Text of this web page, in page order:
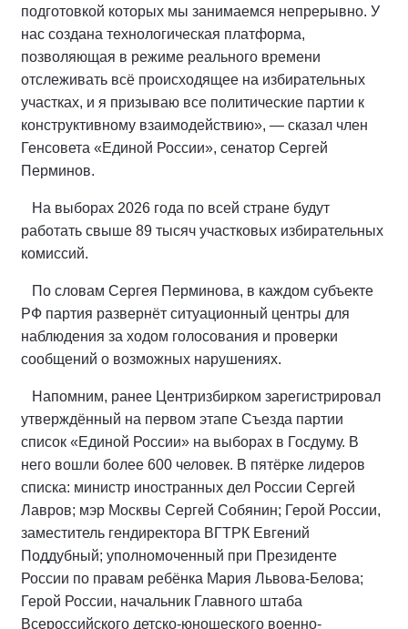
подготовкой которых мы занимаемся непрерывно. У
нас создана технологическая платформа,
позволяющая в режиме реального времени
отслеживать всё происходящее на избирательных
участках, и я призываю все политические партии к
конструктивному взаимодействию», — сказал член
Генсовета «Единой России», сенатор Сергей
Перминов.
На выборах 2026 года по всей стране будут
работать свыше 89 тысяч участковых избирательных
комиссий.
По словам Сергея Перминова, в каждом субъекте
РФ партия развернёт ситуационный центры для
наблюдения за ходом голосования и проверки
сообщений о возможных нарушениях.
Напомним, ранее Центризбирком зарегистрировал
утверждённый на первом этапе Съезда партии
список «Единой России» на выборах в Госдуму. В
него вошли более 600 человек. В пятёрке лидеров
списка: министр иностранных дел России Сергей
Лавров; мэр Москвы Сергей Собянин; Герой России,
заместитель гендиректора ВГТРК Евгений
Поддубный; уполномоченный при Президенте
России по правам ребёнка Мария Львова-Белова;
Герой России, начальник Главного штаба
Всероссийского детско-юношеского военно-